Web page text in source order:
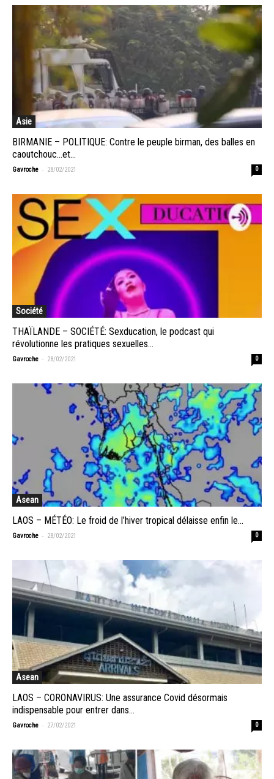
Asie
BIRMANIE – POLITIQUE: Contre le peuple birman, des balles en
caoutchouc…et...
Gavroche - 28/02/2021 0
Société
THAÏLANDE – SOCIÉTÉ: Sexducation, le podcast qui
révolutionne les pratiques sexuelles...
Gavroche - 28/02/2021 0
Asean
LAOS – MÉTÉO: Le froid de l’hiver tropical délaisse enfin le...
Gavroche - 28/02/2021 0
Asean
LAOS – CORONAVIRUS: Une assurance Covid désormais
indispensable pour entrer dans...
Gavroche - 27/02/2021 0